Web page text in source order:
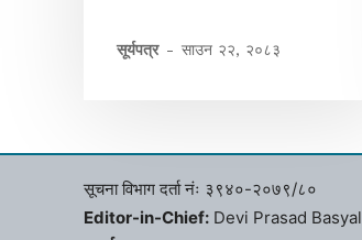
सूर्यपत्र - साउन २२, २०८३
सूचना विभाग दर्ता नंः ३९४०-२०७९/८०
Editor-in-Chief: Devi Prasad Basyal